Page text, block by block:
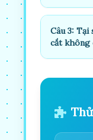
Câu 3:
cắt không